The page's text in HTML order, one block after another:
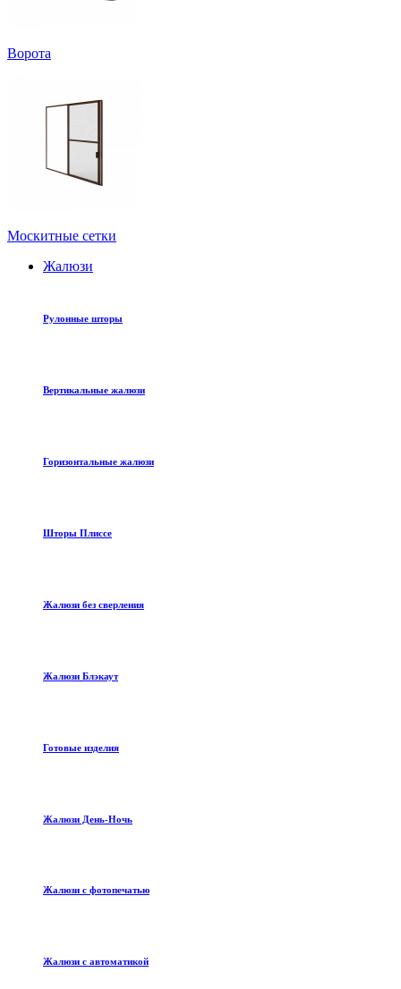
Ворота
Москитные сетки
Жалюзи
Рулонные шторы
Вертикальные жалюзи
Горизонтальные жалюзи
Шторы Плиссе
Жалюзи без сверления
Жалюзи Блэкаут
Готовые изделия
Жалюзи День-Ночь
Жалюзи с фотопечатью
Жалюзи с автоматикой